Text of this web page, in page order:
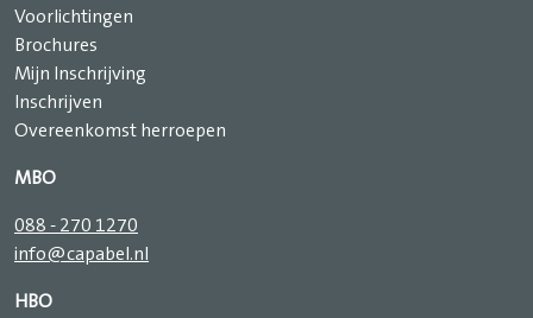
Voorlichtingen
Brochures
Mijn Inschrijving
Inschrijven
Overeenkomst herroepen
MBO
088 - 270 1270
info@capabel.nl
HBO